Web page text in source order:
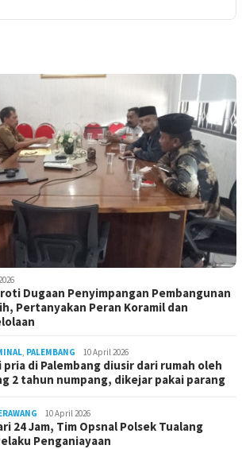
Dugaan Penyimpangan Pembangunan
Pertanyakan Peran Koramil dan
PALEMBANG 10 April 2026
di Palembang diusir dari rumah oleh
2 tahun numpang, dikejar pakai parang
10 April 2026
24 Jam, Tim Opsnal Polsek Tualang
Penganiayaan